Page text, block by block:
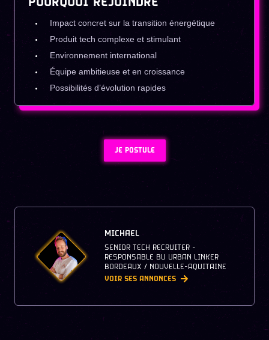
Impact concret sur la transition énergétique
Produit tech complexe et stimulant
Environnement international
Équipe ambitieuse et en croissance
Possibilités d’évolution rapides
JE POSTULE
MICHAEL
SENIOR TECH RECRUITER -
RESPONSABLE BU URBAN LINKER
BORDEAUX / NOUVELLE-AQUITAINE
VOIR SES ANNONCES